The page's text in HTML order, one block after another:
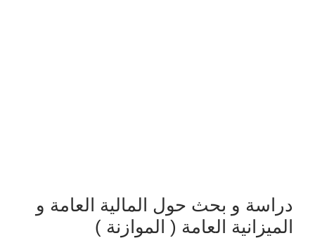
دراسة و بحث حول المالية العامة و
الميزانية العامة ( الموازنة )